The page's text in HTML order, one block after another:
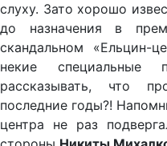
слуху. Зато хорошо
до назначения в
скандальном «Ельцин-
некие
рассказывать, что
последние годы?!
центра не раз